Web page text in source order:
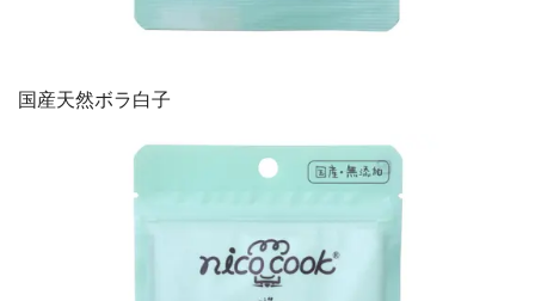
国産天然ボラ白子